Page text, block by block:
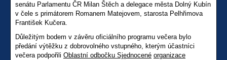
senátu Parlamentu ČR Milan Štěch a delegace města Dolný Kubín
v čele s primátorem Romanem Matejovem, starosta Pelhřimova
František Kučera.
Důležitým bodem v závěru oficiálního programu večera bylo
předání výtěžku z dobrovolného vstupného, kterým účastníci
večera podpořili Oblastní odbočku Sjednocené organizace